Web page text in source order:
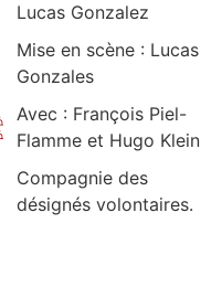
Lucas Gonzalez
Mise en scène : Lucas
Gonzales
Avec : François Piel-
Flamme et Hugo Klein
Compagnie des
désignés volontaires.